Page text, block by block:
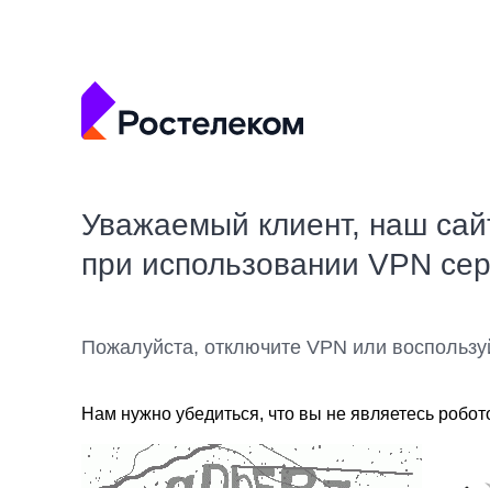
Уважаемый клиент, наш
при использовании VPN
Пожалуйста, отключите VPN или
Нам нужно убедиться, что вы не являетесь